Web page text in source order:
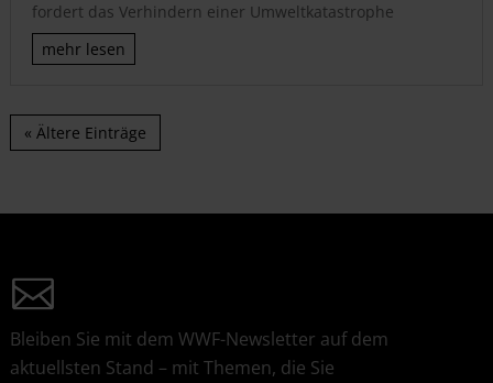
fordert das Verhindern einer Umweltkatastrophe
mehr lesen
« Ältere Einträge
Bleiben Sie mit dem WWF-Newsletter auf dem
aktuellsten Stand – mit Themen, die Sie